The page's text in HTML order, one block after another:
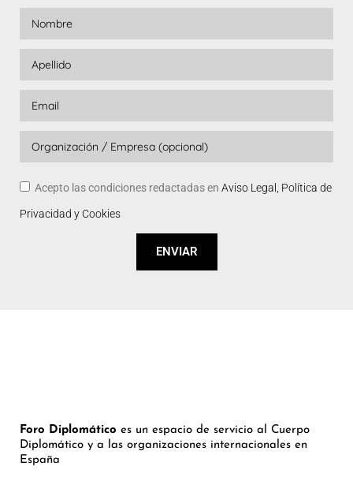
Acepto las condiciones redactadas en Aviso Legal, Política de
Privacidad y Cookies
ENVIAR
Foro Diplomático es un espacio de servicio al Cuerpo
Diplomático y a las organizaciones internacionales en
España